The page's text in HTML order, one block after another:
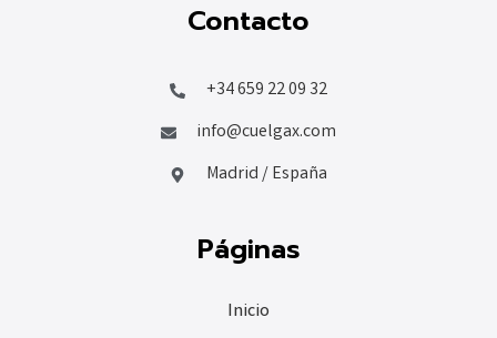
Contacto
+34 659 22 09 32
info@cuelgax.com
Madrid / España
Páginas
Inicio